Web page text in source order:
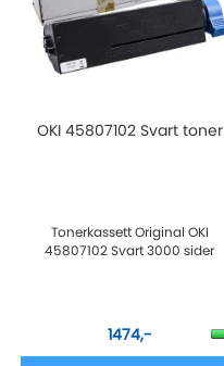
OKI 45807102 Svart toner
Tonerkassett Original OKI
45807102 Svart 3000 sider
1474,-